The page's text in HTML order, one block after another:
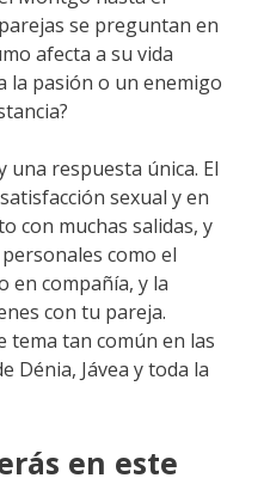
se preguntan en
afecta a su vida
la pasión o un enemigo
una respuesta única. El
sexual y en
con muchas salidas, y
como el
en compañía, y la
con tu pareja.
tema tan común en las
Dénia, Jávea y toda la
en este